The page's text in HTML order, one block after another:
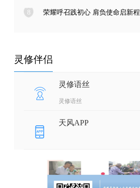
8 荣耀呼召践初心 肩负使命启新程
灵修伴侣
灵修语丝
灵修语丝
天风APP